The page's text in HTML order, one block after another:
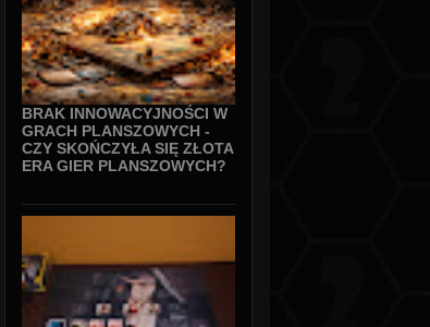
BRAK INNOWACYJNOŚCI W
GRACH PLANSZOWYCH -
CZY SKOŃCZYŁA SIĘ ZŁOTA
ERA GIER PLANSZOWYCH?